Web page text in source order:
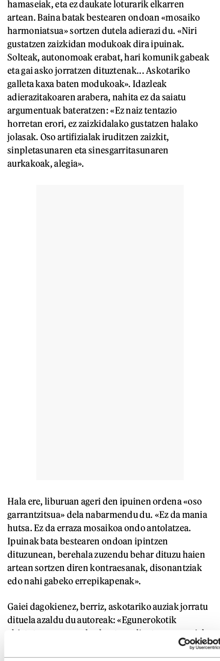
hamaseiak, eta ez daukate loturarik elkarren
artean. Baina batak bestearen ondoan «mosaiko
harmoniatsua» sortzen dutela adierazi du. «Niri
gustatzen zaizkidan modukoak dira ipuinak.
Solteak, autonomoak erabat, hari komunik gabeak
eta gai asko jorratzen dituztenak... Askotariko
galleta kaxa baten modukoak». Idazleak
adierazitakoaren arabera, nahita ez da saiatu
argumentuak bateratzen: «Ez naiz tentazio
horretan erori, ez zaizkidalako gustatzen halako
jolasak. Oso artifizialak iruditzen zaizkit,
sinpletasunaren eta sinesgarritasunaren
aurkakoak, alegia».
Hala ere, liburuan ageri den ipuinen ordena «oso
garrantzitsua» dela nabarmendu du. «Ez da mania
hutsa. Ez da erraza mosaikoa ondo antolatzea.
Ipuinak bata bestearen ondoan ipintzen
dituzunean, berehala zuzendu behar dituzu haien
artean sortzen diren kontraesanak, disonantziak
edo nahi gabeko errepikapenak».
Gaiei dagokienez, berriz, askotariko auziak jorratu
dituela azaldu du autoreak: «Egunerokotik
abiatuta, gaur egun loa kentzen diguten paranoiak
eta amets gaiztoak jorratu ditut». Besteak beste,